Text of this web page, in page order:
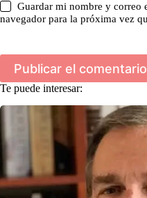
Guardar mi nombre y correo
navegador para la próxima vez
Publicar el comentario
Te puede interesar: